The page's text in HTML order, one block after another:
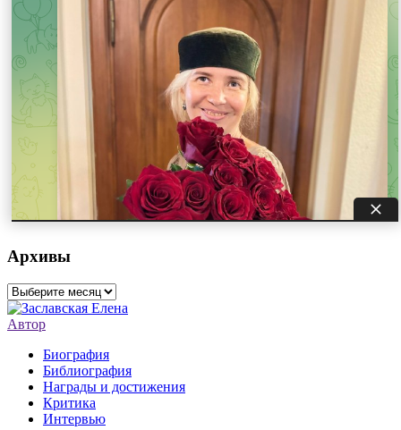
Архивы
Архивы
Автор
Биография
Библиография
Награды и достижения
Критика
Интервью